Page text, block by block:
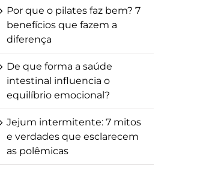
Por que o pilates faz bem? 7
benefícios que fazem a
diferença
De que forma a saúde
intestinal influencia o
equilíbrio emocional?
Jejum intermitente: 7 mitos
e verdades que esclarecem
as polêmicas